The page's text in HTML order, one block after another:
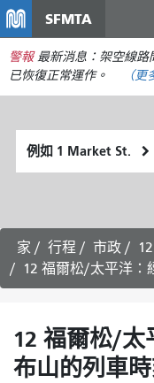
SFMTA
警報 最新消息：架空線路
已恢復正常運作。
（更
起
始
家 行程 市政
12 福爾松/太平洋：
12 福爾松/太
布山的列車